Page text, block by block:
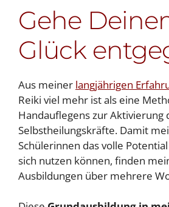
Gehe
Glück
Aus meiner langjährigen
Reiki viel mehr ist als eine
Handauflegens zur Aktivierung
Selbstheilungskräfte. Damit
Schülerinnen das volle
sich nutzen können, finden
Ausbildungen über mehrere